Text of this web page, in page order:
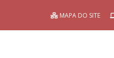
MAPA DO SITE